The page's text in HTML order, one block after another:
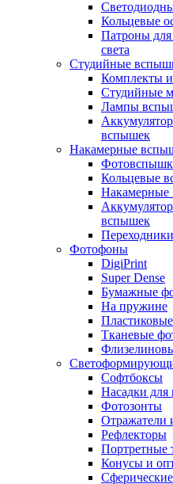
Кольцевые
Патроны для
света
Студийные
Комплекты
Студийные
Лампы
вспышек
Накамерные
Кольцевые
Накамерные
вспышек
Фотофоны
DigiPrint
Super Dense
Бумажные
На пружине
Тканевые
Софтбоксы
Насадки
Фотозонты
Отражатели
Рефлекторы
Портретные
Конусы и